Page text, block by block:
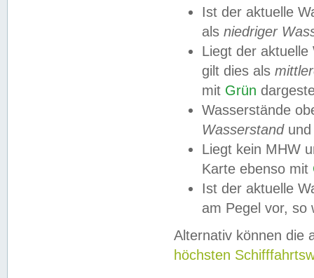
Ist der aktuelle
als niedriger
Liegt der
gilt dies als
mit Grün
Wasserstände
Wasserstandund
Liegt kein MHW
Karte ebenso mit
Ist der aktuelle
am Pegel vor,
Alternativ können die
höchsten